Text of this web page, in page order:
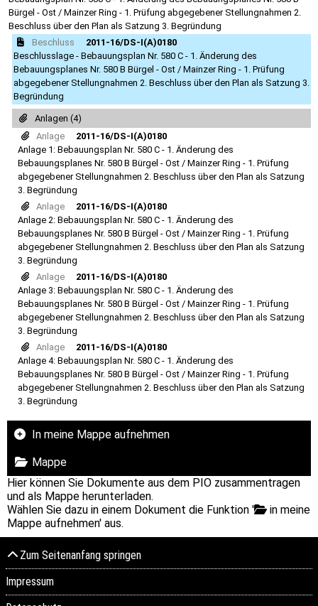
Bürgel - Ost / Mainzer Ring - 1. Prüfung abgegebener Stellungnahmen 2.
Beschluss über den Plan als Satzung 3. Begründung
Beschluss
2011-16/DS-I(A)0180
Beschlusslage - Bebauungsplan Nr. 580 C - 1. Änderung des
Bebauungsplanes Nr. 580 B Bürgel - Ost / Mainzer Ring - 1. Prüfung
abgegebener Stellungnahmen 2. Beschluss über den Plan als Satzung 3.
Begründung
Anlagen (4)
Anlage
2011-16/DS-I(A)0180
Anlage 1: Bebauungsplan Nr. 580 C - 1. Änderung des
Bebauungsplanes Nr. 580 B Bürgel - Ost / Mainzer Ring - 1. Prüfung
abgegebener Stellungnahmen 2. Beschluss über den Plan als Satzung
3. Begründung
Anlage
2011-16/DS-I(A)0180
Anlage 2: Bebauungsplan Nr. 580 C - 1. Änderung des
Bebauungsplanes Nr. 580 B Bürgel - Ost / Mainzer Ring - 1. Prüfung
abgegebener Stellungnahmen 2. Beschluss über den Plan als Satzung
3. Begründung
Anlage
2011-16/DS-I(A)0180
Anlage 3: Bebauungsplan Nr. 580 C - 1. Änderung des
Bebauungsplanes Nr. 580 B Bürgel - Ost / Mainzer Ring - 1. Prüfung
abgegebener Stellungnahmen 2. Beschluss über den Plan als Satzung
3. Begründung
Anlage
2011-16/DS-I(A)0180
Anlage 4: Bebauungsplan Nr. 580 C - 1. Änderung des
Bebauungsplanes Nr. 580 B Bürgel - Ost / Mainzer Ring - 1. Prüfung
abgegebener Stellungnahmen 2. Beschluss über den Plan als Satzung
3. Begründung
In meine Mappe aufnehmen
Mappe
Hier können Sie Dokumente aus dem PIO zusammentragen
und als Mappe herunterladen.
Wählen Sie dazu in einem Dokument die Funktion '
in meine
Mappe aufnehmen' aus.
Zum Seitenanfang springen
Impressum